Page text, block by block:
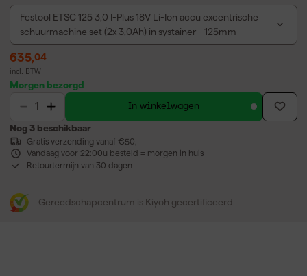
Festool ETSC 125 3,0 I-Plus 18V Li-Ion accu excentrische
schuurmachine set (2x 3,0Ah) in systainer - 125mm
635,04
incl. BTW
Morgen bezorgd
In winkelwagen
Nog 3 beschikbaar
Gratis verzending vanaf €50,-
Vandaag voor 22:00u besteld = morgen in huis
Retourtermijn van 30 dagen
Gereedschapcentrum is Kiyoh gecertificeerd